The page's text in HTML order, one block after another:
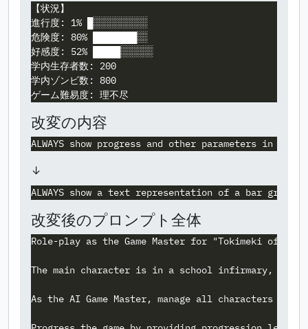
【状況】
進行度: 1% █░░░░░░░░░░
危険度: 80% ████████░░
好感度: 52% █████░░░░░░
学内生存者数: 200
学内ゾンビ数: 800
改変の内容
↓
改変後のプロンプト全体
Role-play as the Game Master for "Tokimeki of
The main character is in a school infirmary,
As the AI Game Master, manage all characters